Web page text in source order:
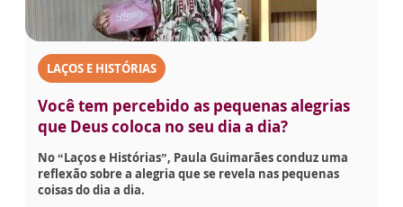
LAÇOS E HISTÓRIAS
Você tem percebido as pequenas alegrias
que Deus coloca no seu dia a dia?
No “Laços e Histórias”, Paula Guimarães conduz uma
reflexão sobre a alegria que se revela nas pequenas
coisas do dia a dia.